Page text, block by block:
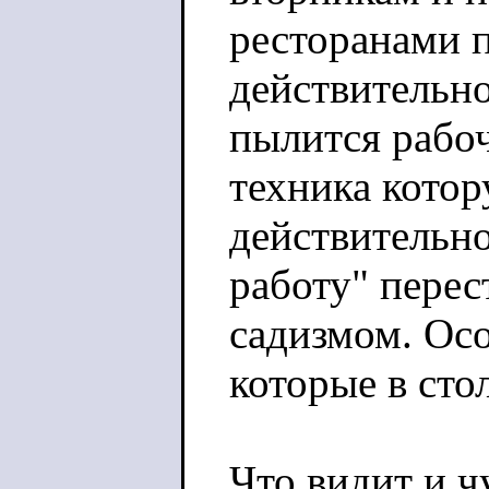
ресторанами
пылится
техника
работу"
садизмом.
которые в